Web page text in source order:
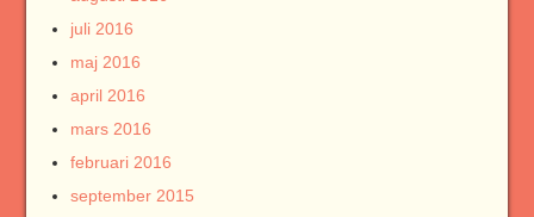
juli 2016
maj 2016
april 2016
mars 2016
februari 2016
september 2015